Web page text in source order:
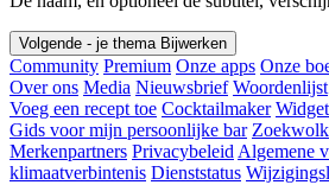
Volgende - je thema Bijwerken
Community Premium Onze apps Onze
Over ons Media Nieuwsbrief Woordenlijst
Voeg een recept toe Cocktailmaker
Gids voor mijn persoonlijke bar Zoekwolk
Merkenpartners Privacybeleid Algemene
klimaatverbintenis Dienststatus